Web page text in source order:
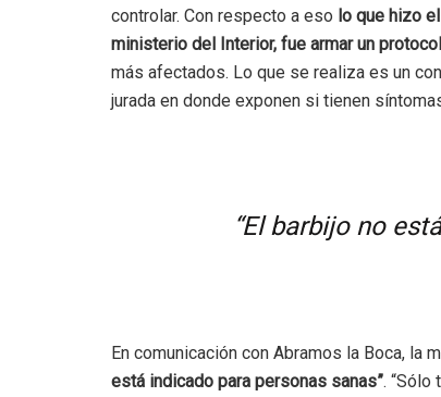
controlar. Con respecto a eso lo que hizo
ministerio del Interior, fue armar un
más afectados. Lo que se realiza es un
jurada en donde exponen si tienen
“El barbijo no
En comunicación con Abramos la Boca, la
está indicado para personas sanas”. “Sólo